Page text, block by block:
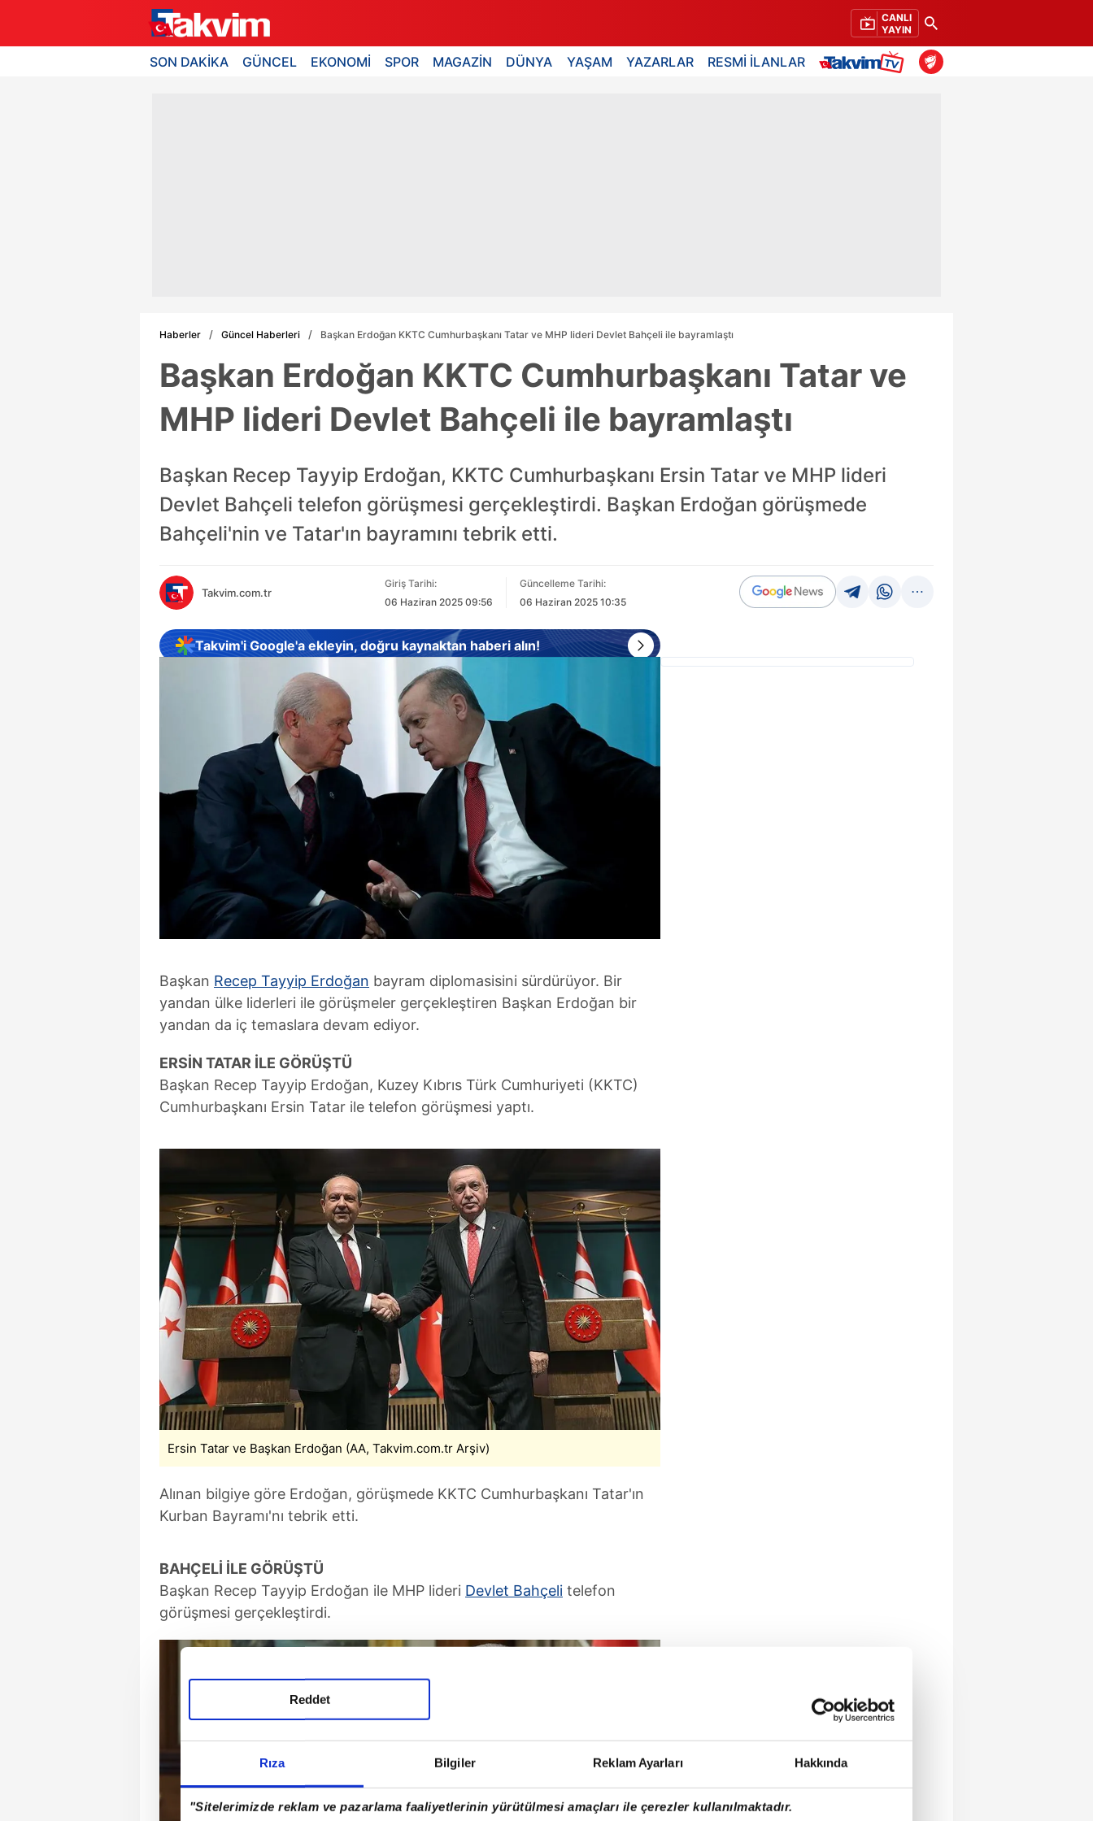
Rıza Bilgiler Reklam Ayarları Hakkında
"Sitelerimizde reklam ve pazarlama faaliyetlerinin yürütülmesi amaçları ile çerezler kullanılmaktadır.
Reddet
CANLI
YAYIN
SON DAKİKA GÜNCEL EKONOMİ SPOR MAGAZİN DÜNYA YAŞAM YAZARLAR RESMİ İLANLAR
Haberler Güncel Haberleri Başkan Erdoğan KKTC Cumhurbaşkanı Tatar ve MHP lideri Devlet Bahçeli ile bayramlaştı
Başkan Erdoğan KKTC Cumhurbaşkanı Tatar ve
MHP lideri Devlet Bahçeli ile bayramlaştı
Başkan Recep Tayyip Erdoğan, KKTC Cumhurbaşkanı Ersin Tatar ve MHP lideri
Devlet Bahçeli telefon görüşmesi gerçekleştirdi. Başkan Erdoğan görüşmede
Bahçeli'nin ve Tatar'ın bayramını tebrik etti.
Takvim.com.tr
Giriş Tarihi:
06 Haziran 2025 09:56
Güncelleme Tarihi:
06 Haziran 2025 10:35
Takvim'i Google'a ekleyin, doğru kaynaktan haberi alın!
Başkan Recep Tayyip Erdoğan bayram diplomasisini sürdürüyor. Bir
yandan ülke liderleri ile görüşmeler gerçekleştiren Başkan Erdoğan bir
yandan da iç temaslara devam ediyor.
ERSİN TATAR İLE GÖRÜŞTÜ
Başkan Recep Tayyip Erdoğan, Kuzey Kıbrıs Türk Cumhuriyeti (KKTC)
Cumhurbaşkanı Ersin Tatar ile telefon görüşmesi yaptı.
Ersin Tatar ve Başkan Erdoğan (AA, Takvim.com.tr Arşiv)
Alınan bilgiye göre Erdoğan, görüşmede KKTC Cumhurbaşkanı Tatar'ın
Kurban Bayramı'nı tebrik etti.
BAHÇELİ İLE GÖRÜŞTÜ
Başkan Recep Tayyip Erdoğan ile MHP lideri Devlet Bahçeli telefon
görüşmesi gerçekleştirdi.